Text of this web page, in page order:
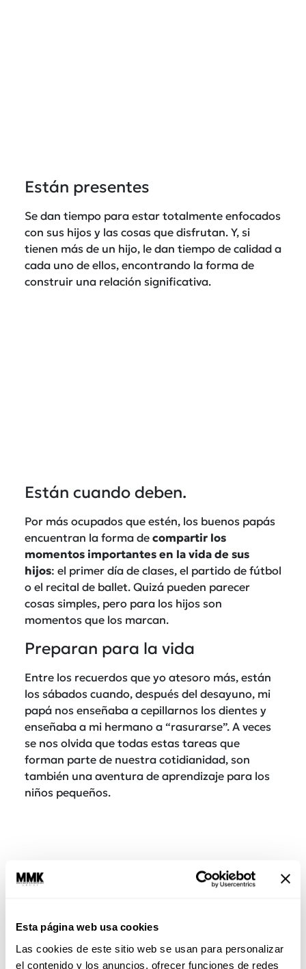
Esta página web usa cookies
Las cookies de este sitio web se usan para personalizar
el contenido y los anuncios, ofrecer funciones de redes
Están presentes
Se dan tiempo para estar totalmente enfocados
con sus hijos y las cosas que disfrutan. Y, si
tienen más de un hijo, le dan tiempo de calidad a
cada uno de ellos, encontrando la forma de
construir una relación significativa.
Están cuando deben.
Por más ocupados que estén, los buenos papás
encuentran la forma de compartir los
momentos importantes en la vida de sus
hijos: el primer día de clases, el partido de fútbol
o el recital de ballet. Quizá pueden parecer
cosas simples, pero para los hijos son
momentos que los marcan.
Preparan para la vida
Entre los recuerdos que yo atesoro más, están
los sábados cuando, después del desayuno, mi
papá nos enseñaba a cepillarnos los dientes y
enseñaba a mi hermano a “rasurarse”. A veces
se nos olvida que todas estas tareas que
forman parte de nuestra cotidianidad, son
también una aventura de aprendizaje para los
niños pequeños.